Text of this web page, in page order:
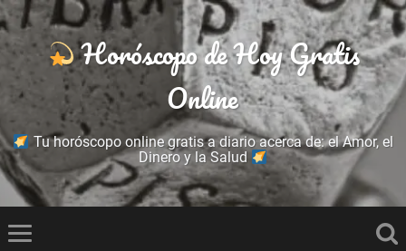
Horóscopo de Hoy Gratis
Online
Tu horóscopo online gratis a diario acerca de: el Amor, el
Dinero y la Salud